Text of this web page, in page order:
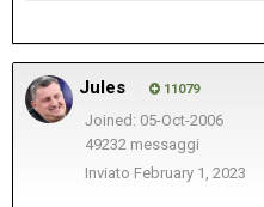
Jules 11079
Joined: 05-Oct-2006
49232 messaggi
Inviato February 1, 2023